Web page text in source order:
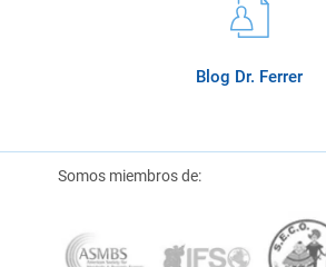
Blog Dr. Ferrer
Somos miembros de: